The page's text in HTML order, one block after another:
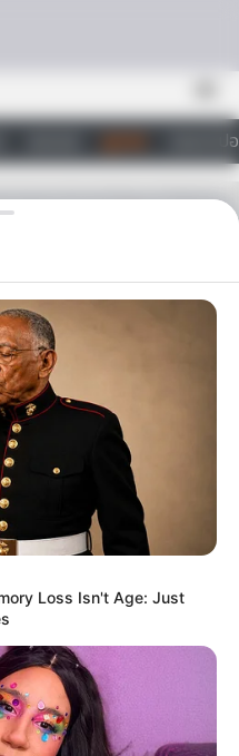
วอลเปเ
27
Loss Isn't Age: Just